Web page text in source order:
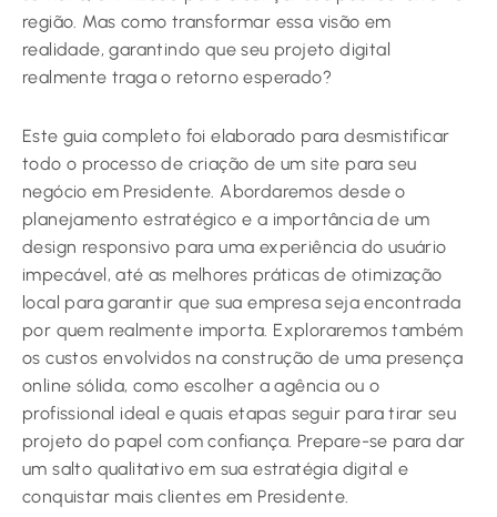
região. Mas como transformar essa visão em
realidade, garantindo que seu projeto digital
realmente traga o retorno esperado?
Este guia completo foi elaborado para desmistificar
todo o processo de criação de um site para seu
negócio em Presidente. Abordaremos desde o
planejamento estratégico e a importância de um
design responsivo para uma experiência do usuário
impecável, até as melhores práticas de otimização
local para garantir que sua empresa seja encontrada
por quem realmente importa. Exploraremos também
os custos envolvidos na construção de uma presença
online sólida, como escolher a agência ou o
profissional ideal e quais etapas seguir para tirar seu
projeto do papel com confiança. Prepare-se para dar
um salto qualitativo em sua estratégia digital e
conquistar mais clientes em Presidente.